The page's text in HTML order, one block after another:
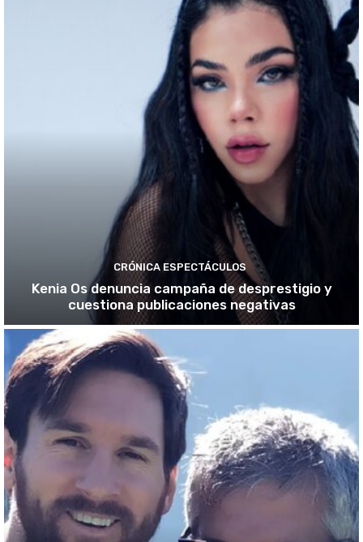
CRÓNICA ESPECTÁCULOS
Kenia Os denuncia campaña de desprestigio y
cuestiona publicaciones negativas